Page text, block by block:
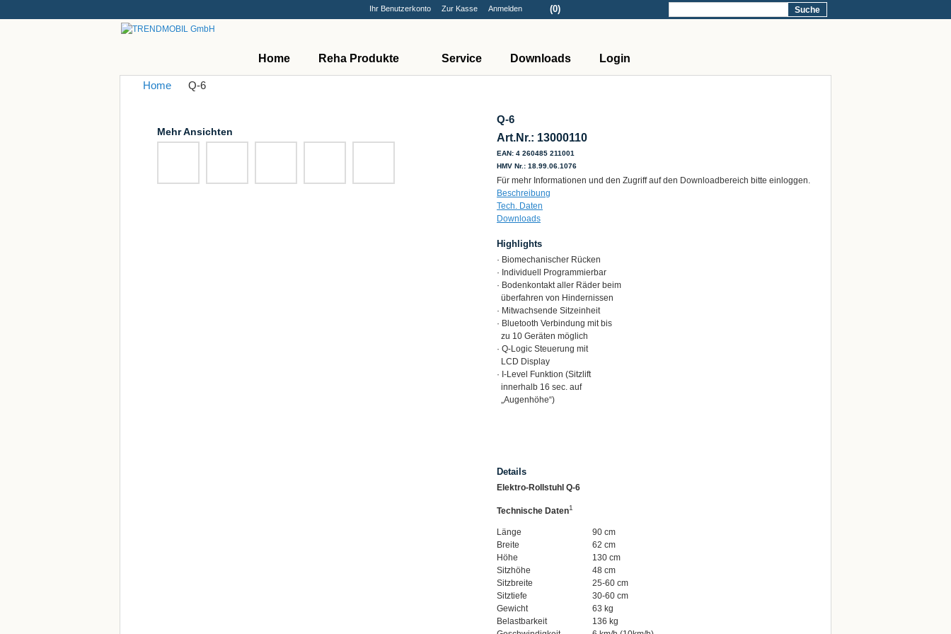
(0)
Ihr Benutzerkonto Zur Kasse Anmelden
Home Reha Produkte Service Downloads Login
Suche
Home Q-6
Q-6
Art.Nr.: 13000110
EAN: 4 260485 211001
HMV Nr.: 18.99.06.1076
Für mehr Informationen und den Zugriff auf den Downloadbereich bitte einloggen.
Beschreibung
Tech. Daten
Downloads
Highlights
· Biomechanischer Rücken
· Individuell Programmierbar
· Bodenkontakt aller Räder beim
überfahren von Hindernissen
· Mitwachsende Sitzeinheit
· Bluetooth Verbindung mit bis
zu 10 Geräten möglich
· Q-Logic Steuerung mit
LCD Display
· I-Level Funktion (Sitzlift
innerhalb 16 sec. auf
„Augenhöhe“)
Details
Elektro-Rollstuhl Q-6
Technische Daten1
Länge
Breite
Höhe
Sitzhöhe
Sitzbreite
Sitztiefe
Gewicht
Belastbarkeit
90 cm
62 cm
130 cm
48 cm
25-60 cm
30-60 cm
63 kg
136 kg
Mehr Ansichten